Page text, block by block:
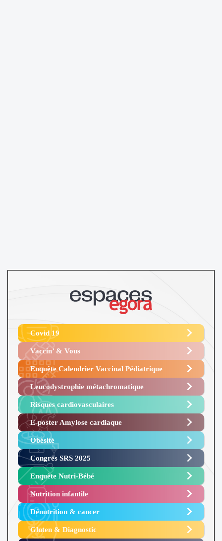
Covid 19
Vaccin’ & Vous
Enquête Calendrier Vaccinal Pédiatrique
Leucodystrophie métachromatique
Risques cardiovasculaires
E-poster Amylose cardiaque ​
Obésité ​
Congrès SRS 2025 ​
Enquête Nutri-Bébé ​
Nutrition infantile
Dénutrition & cancer
Gluten & Diagnostic